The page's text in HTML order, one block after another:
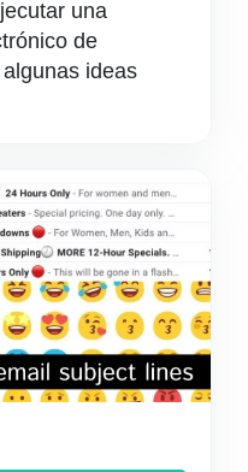
una
de
ideas